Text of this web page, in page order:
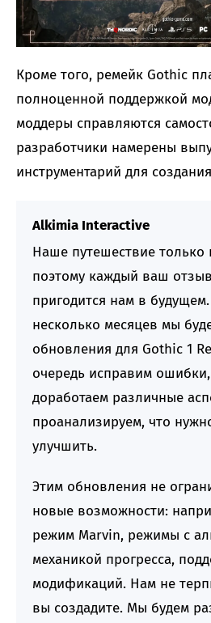
Кроме того, ремейк Gothic
полноценной поддержкой
моддеры справляются
разработчики намерены
инструментарий для
Alkimia Interactive
Наше путешествие только
поэтому каждый ваш
пригодится нам в
несколько месяцев мы
обновления для Gothic 1
очередь исправим
доработаем различные
проанализируем, что
улучшить.
Этим обновления не
новые возможности:
режим Marvin, режимы с
механикой прогресса,
модификаций. Нам не
вы создадите. Мы будем